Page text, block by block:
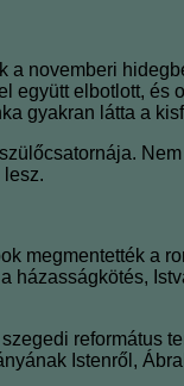
novemberi
elbotlott,
gyakran látta a
megmentették a
református
Istenről,